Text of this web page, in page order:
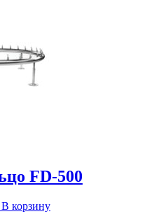
FD-500
В корзину